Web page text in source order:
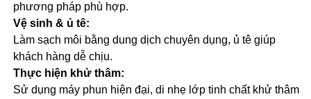
phương pháp phù hợp.
Vệ sinh & ủ tê:
Làm sạch môi bằng dung dịch chuyên dụng, ủ tê giúp
khách hàng dễ chịu.
Thực hiện khử thâm:
Sử dụng máy phun hiện đại, di nhẹ lớp tinh chất khử thâm